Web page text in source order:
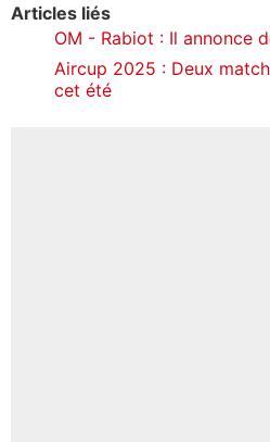
Articles liés
OM - Rabiot : Il annonce
Aircup 2025 : Deux
cet été